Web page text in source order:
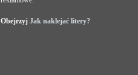
ObejrzyjJak naklejać litery?